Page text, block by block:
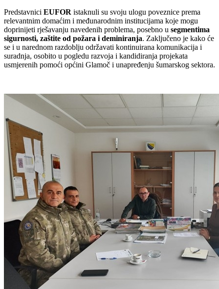
Predstavnici EUFOR istaknuli su svoju ulogu poveznice prema
relevantnim domaćim i međunarodnim institucijama koje mogu
doprinijeti rješavanju navedenih problema, posebno u segmentima
sigurnosti, zaštite od požara i deminiranja. Zaključeno je kako će
se i u narednom razdoblju održavati kontinuirana komunikacija i
suradnja, osobito u pogledu razvoja i kandidiranja projekata
usmjerenih pomoći općini Glamoč i unapređenju šumarskog sektora.